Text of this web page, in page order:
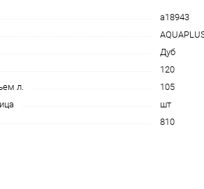
a18943
Дуб
120
л.
105
шт
810